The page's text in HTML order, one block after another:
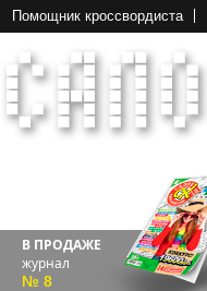
Помощник кроссвордиста
В ПРОДАЖЕ
журнал
№ 8